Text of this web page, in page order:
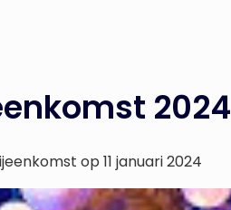
2024
op 11 januari 2024